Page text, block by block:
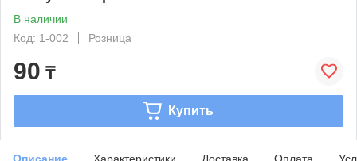
В наличии
Код: 1-002
Розница
90 ₸
Купить
Описание Характеристики Доставка Оплата